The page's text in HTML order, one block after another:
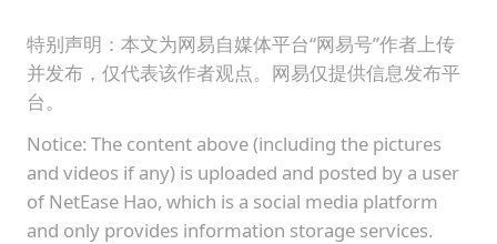
特别声明：本文为网易自媒体平台“网易号”作者上传
并发布，仅代表该作者观点。网易仅提供信息发布平
台。
Notice: The content above (including the pictures
and videos if any) is uploaded and posted by a user
of NetEase Hao, which is a social media platform
and only provides information storage services.